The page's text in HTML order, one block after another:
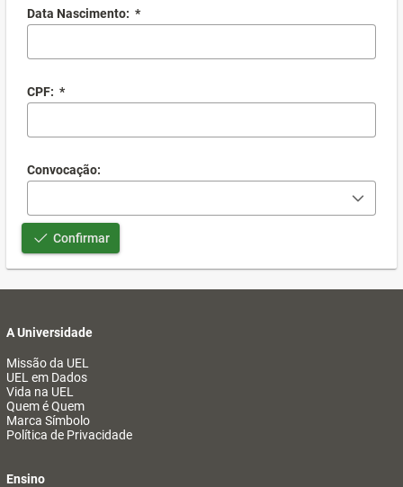
Data Nascimento: *
CPF: *
Convocação:
Confirmar
A Universidade
Missão da UEL
UEL em Dados
Vida na UEL
Quem é Quem
Marca Símbolo
Política de Privacidade
Ensino